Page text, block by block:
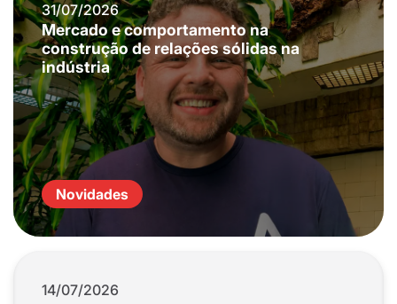
Mercado e comportamento na
construção de relações sólidas na
indústria
31/07/2026
Novidades
14/07/2026